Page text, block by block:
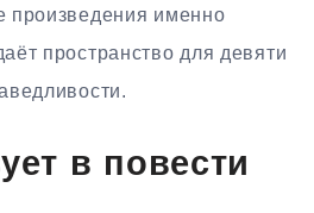
произведения именно
пространство для девяти
в повести